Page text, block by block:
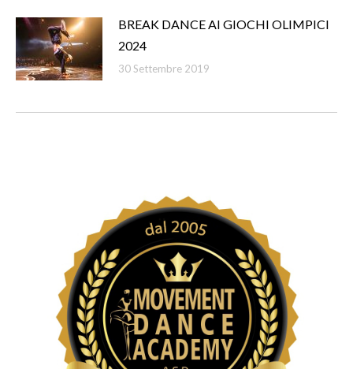
BREAK DANCE AI GIOCHI OLIMPICI
2024
30 Settembre 2019